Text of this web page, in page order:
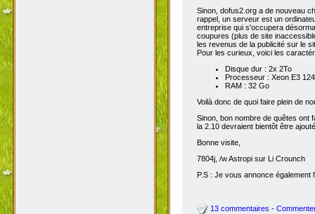
Sinon, dofus2.org a de nouveau
rappel, un serveur est un
entreprise qui s'occupera
coupures (plus de site
les revenus de la publicité sur le
Pour les curieux, voici les
Disque dur : 2x 2To
Processeur : Xeon E3
RAM : 32 Go
Voilà donc de quoi faire plein de
Sinon, bon nombre de quêtes ont
la 2.10 devraient bientôt être
Bonne visite,
7804j, /w Astropi sur Li Crounch
P.S : Je vous annonce
13 commentaires -